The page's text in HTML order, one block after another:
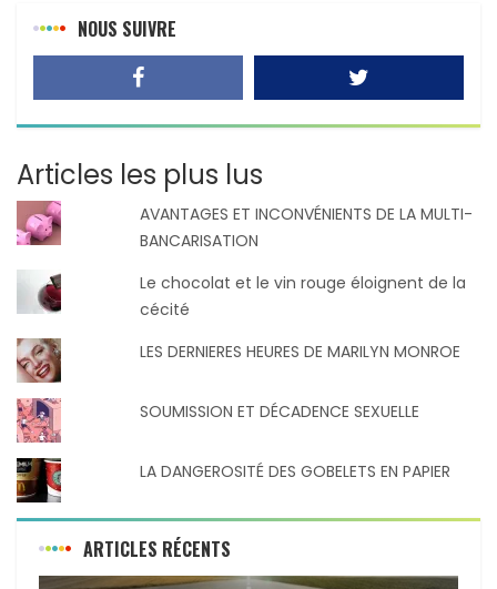
NOUS SUIVRE
Articles les plus lus
AVANTAGES ET INCONVÉNIENTS DE LA MULTI-
BANCARISATION
Le chocolat et le vin rouge éloignent de la
cécité
LES DERNIERES HEURES DE MARILYN MONROE
SOUMISSION ET DÉCADENCE SEXUELLE
LA DANGEROSITÉ DES GOBELETS EN PAPIER
ARTICLES RÉCENTS